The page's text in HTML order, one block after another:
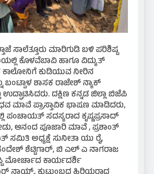
ಸಾಲೆತ್ತೂರು ಮಾರಿಗುಡಿ ಬಳಿ ಪರಿಶಿಷ್ಟ
ಕೊಳವೆಬಾವಿ ಹಾಗೂ ವಿದ್ಯುತ್
ಕುಡಿಯುವ ನೀರಿನ
ಶಾಸಕ ರಾಜೇಶ್ ನ್ಯಾಕ್
ಉದ್ಘಾಟಿಸಿದರು. ದಕ್ಷಿಣ ಕನ್ನಡ ಜಿಲ್ಲಾ ಬಿಜೆಪಿ
ಮಾವೆ ಪ್ರಾಸ್ತಾವಿಕ ಭಾಷಣ ಮಾಡಿದರು,
ಪಂಚಾಯತ್ ಸದಸ್ಯರಾದ ಕೃಷ್ಣಪ್ರಸಾದ್
ಆನಂದ ಪೂಜಾರಿ ಮಾವೆ , ಪ್ರಶಾಂತ್
ಸಮಿತಿ ಅಧ್ಯಕ್ಷೆ ಸುನೀತಾ ಯು ರೈ,
ಶೆಟ್ಟಿಗಾರ್, ಬಿ ಎಲ್ ಎ ನಾಗರಾಜ
ಮೋರ್ಚಾದ ಕಾರ್ಯದರ್ಶಿ